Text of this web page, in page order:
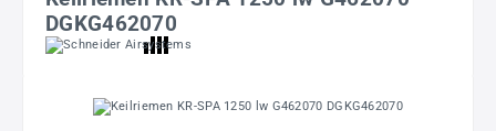
DGKG462070
Bildergalerie überspringen